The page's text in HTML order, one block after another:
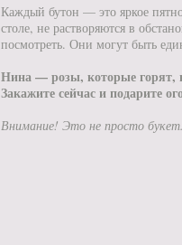
Каждый бутон — это яркое
столе, не растворяются в
посмотреть. Они могут быть
Нина — розы, которые горят,
Закажите сейчас и подарите
Внимание! Это не просто